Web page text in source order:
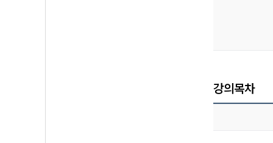
강의목차